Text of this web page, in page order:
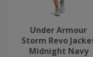
Under Armour
Storm Revo
Midnight Navy